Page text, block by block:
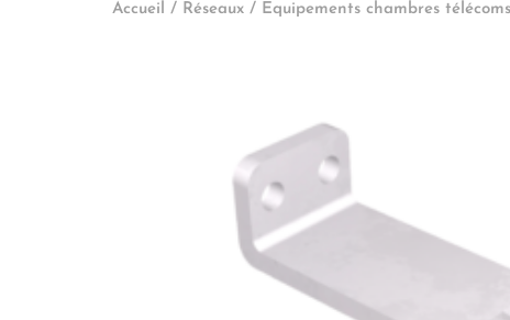
Accueil / Réseaux / Equipements chambres télécoms